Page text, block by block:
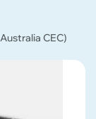
CEC)